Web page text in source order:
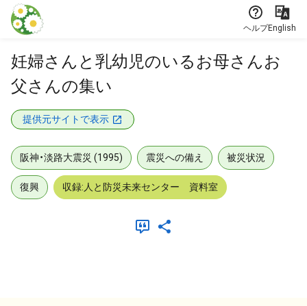
本文に飛ぶ
ヘルプEnglish
妊婦さんと乳幼児のいるお母さんお
父さんの集い
提供元サイトで表示
阪神・淡路大震災 (1995) 震災への備え 被災状況
復興 収録:人と防災未来センター 資料室